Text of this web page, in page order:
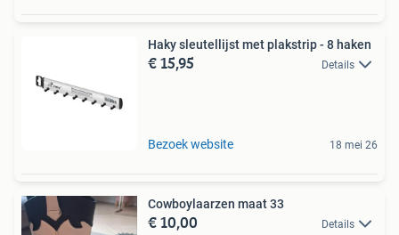
Haky sleutellijst met plakstrip - 8 haken
€ 15,95 Details
Bezoek website 18 mei 26
Cowboylaarzen maat 33
€ 10,00 Details